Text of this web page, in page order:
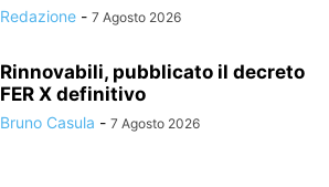
Redazione - 7 Agosto 2026
Rinnovabili, pubblicato il decreto
FER X definitivo
Bruno Casula - 7 Agosto 2026